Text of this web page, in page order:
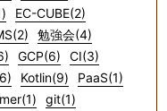
EC-CUBE(2)
勉強会(4)
GCP(6)
CI(3)
Kotlin(9)
PaaS(1)
git(1)